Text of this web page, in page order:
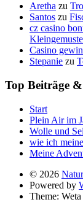
Aretha zu
Santos zu
cz casino
Casino
Stepanie zu
Top Beiträge &
Start
Plein Air im
Wolle und
wie ich
Meine
© 2026
Powered by
Theme: